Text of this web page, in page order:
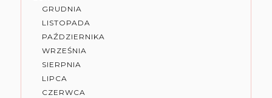
GRUDNIA
LISTOPADA
PAŹDZIERNIKA
WRZEŚNIA
SIERPNIA
LIPCA
CZERWCA